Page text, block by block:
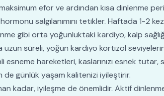
efor ve ardından kısa dinlenme
hormonu salgılanımını tetikler. Haftada 1-2
gibi orta yoğunluktaki kardiyo, kalp
uzun süreli, yoğun kardiyo kortizol
esneme hareketleri, kaslarınızı esnek
de günlük yaşam kalitenizi iyileştirir.
kadar, iyileşme de önemlidir. Aktif